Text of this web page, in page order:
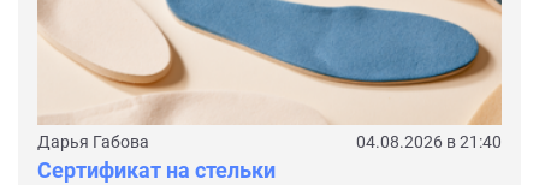
Дарья Габова 04.08.2026 в 21:40
Сертификат на стельки